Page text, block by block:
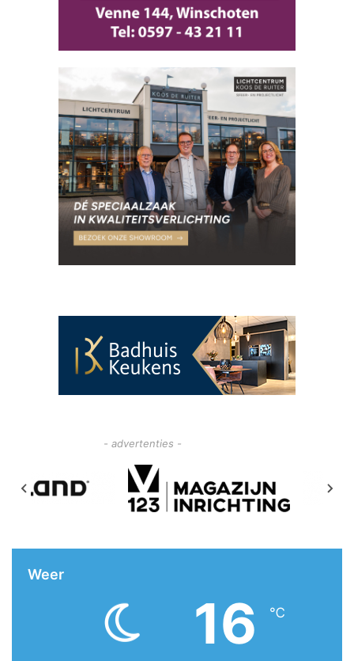
- advertenties -
Weer
16 ℃